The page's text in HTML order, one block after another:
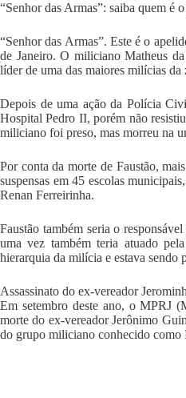
“Senhor das Armas”: saiba quem é
“Senhor das Armas”. Este é o
de Janeiro. O miliciano Matheus
líder de uma das maiores milícias
Depois de uma ação da Polícia
Hospital Pedro II, porém não
miliciano foi preso, mas morreu na
Por conta da morte de Faustão,
suspensas em 45 escolas
Renan Ferreirinha.
Faustão também seria o
uma vez também teria atuado
hierarquia da milícia e estava sendo
Assassinato do ex-vereador
Em setembro deste ano, o MPRJ
morte do ex-vereador Jerônimo
do grupo miliciano conhecido como